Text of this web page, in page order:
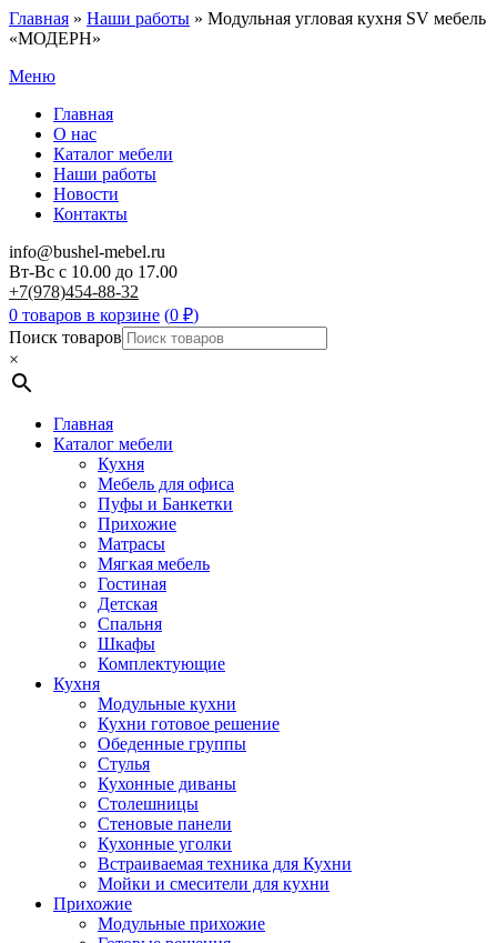
Главная » Наши работы » Модульная угловая кухня SV мебель
«МОДЕРН»
Меню
Главная
О нас
Каталог мебели
Наши работы
Новости
Контакты
info@bushel-mebel.ru
Вт-Вс c 10.00 до 17.00
+7(978)454-88-32
0 товаров в корзине (0 ₽)
Поиск товаров
×
Главная
Каталог мебели
Кухня
Мебель для офиса
Пуфы и Банкетки
Прихожие
Матрасы
Мягкая мебель
Гостиная
Детская
Спальня
Шкафы
Комплектующие
Кухня
Модульные кухни
Кухни готовое решение
Обеденные группы
Стулья
Кухонные диваны
Столешницы
Стеновые панели
Кухонные уголки
Встраиваемая техника для Кухни
Мойки и смесители для кухни
Прихожие
Модульные прихожие